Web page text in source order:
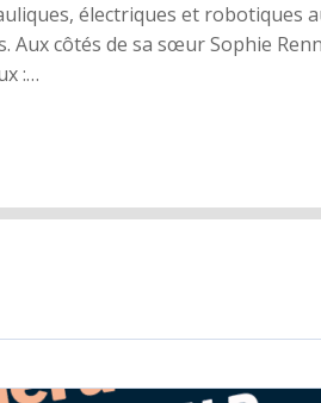
électriques et robotiques
Aux côtés de sa sœur Sophie
:…